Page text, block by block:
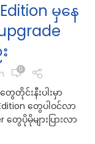
မှနေ
0
င်းနီးပါးမှာ
တွေပါဝင်လာ
တွေပိုမိုများပြားလာ